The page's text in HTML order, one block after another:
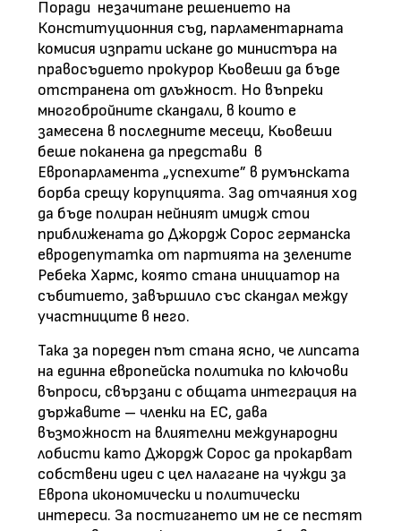
Поради незачитане решението на
Конституционния съд, парламентарната
комисия изпрати искане до министъра на
правосъдието прокурор Кьовеши да бъде
отстранена от длъжност. Но въпреки
многобройните скандали, в които е
замесена в последните месеци, Кьовеши
беше поканена да представи в
Европарламента „успехите” в румънската
борба срещу корупцията. Зад отчаяния ход
да бъде полиран нейният имидж стои
приближената до Джордж Сорос германска
евродепутатка от партията на зелените
Ребека Хармс, която стана инициатор на
събитието, завършило със скандал между
участниците в него.
Така за пореден път стана ясно, че липсата
на единна европейска политика по ключови
въпроси, свързани с общата интеграция на
държавите – членки на ЕС, дава
възможност на влиятелни международни
лобисти като Джордж Сорос да прокарват
собствени идеи с цел налагане на чужди за
Европа икономически и политически
интереси. За постигането им не се пестят